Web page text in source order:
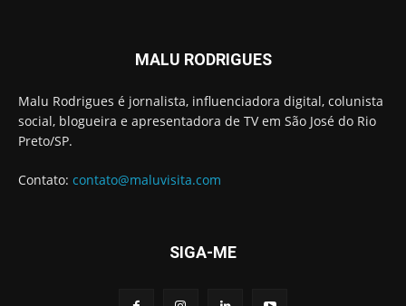
MALU RODRIGUES
Malu Rodrigues é jornalista, influenciadora digital, colunista
social, blogueira e apresentadora de TV em São José do Rio
Preto/SP.
Contato: contato@maluvisita.com
SIGA-ME